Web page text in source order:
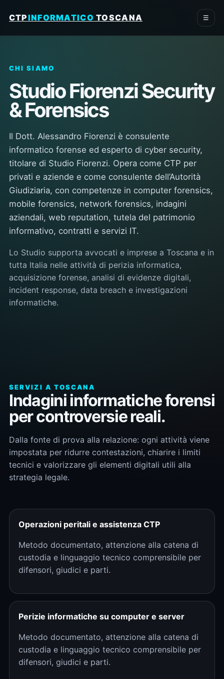
CTPINFORMATICO TOSCANA ☰
CHI SIAMO
Studio Fiorenzi Security
& Forensics
Il Dott. Alessandro Fiorenzi è consulente
informatico forense ed esperto di cyber security,
titolare di Studio Fiorenzi. Opera come CTP per
privati e aziende e come consulente dell’Autorità
Giudiziaria, con competenze in computer forensics,
mobile forensics, network forensics, indagini
aziendali, web reputation, tutela del patrimonio
informativo, contratti e servizi IT.
Lo Studio supporta avvocati e imprese a Toscana e in
tutta Italia nelle attività di perizia informatica,
acquisizione forense, analisi di evidenze digitali,
incident response, data breach e investigazioni
informatiche.
SERVIZI A TOSCANA
Indagini informatiche forensi
per controversie reali.
Dalla fonte di prova alla relazione: ogni attività viene
impostata per ridurre contestazioni, chiarire i limiti
tecnici e valorizzare gli elementi digitali utili alla
strategia legale.
Operazioni peritali e assistenza CTP
Metodo documentato, attenzione alla catena di
custodia e linguaggio tecnico comprensibile per
difensori, giudici e parti.
Perizie informatiche su computer e server
Metodo documentato, attenzione alla catena di
custodia e linguaggio tecnico comprensibile per
difensori, giudici e parti.